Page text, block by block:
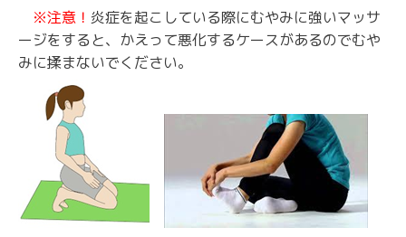
※注意！ 炎症を起こしている際にむやみに強いマッサ
ージをすると、かえって悪化するケースがあるのでむや
みに揉まないでください。